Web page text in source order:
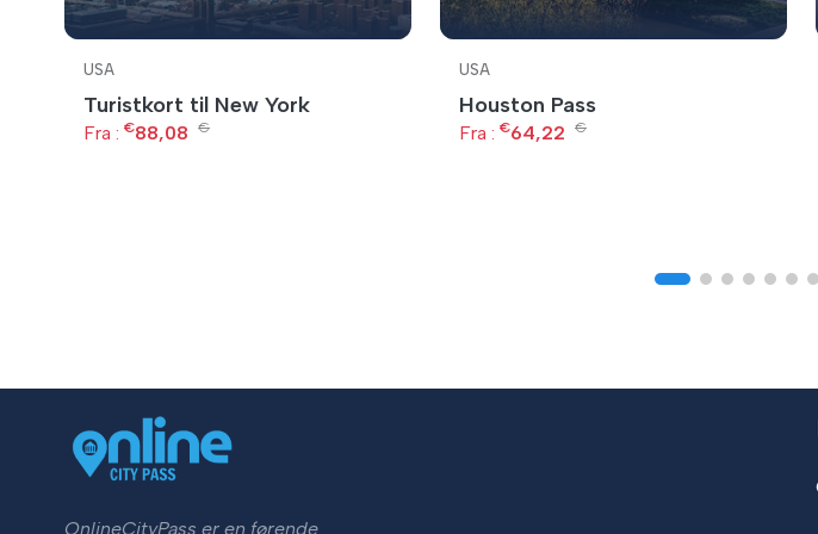
USA
Turistkort til New York
Fra : €88,08 €
USA
Houston Pass
Fra : €64,22 €
OnlineCityPass er en førende